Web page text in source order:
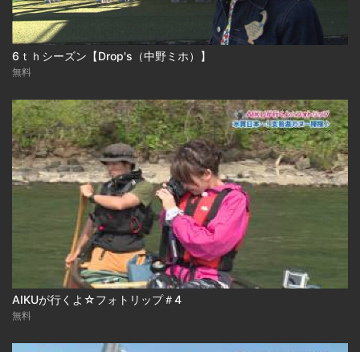
6ｔｈシーズン【Drop's（中野ミホ）】
無料
AIKUが行くよ☆フォトリップ＃4
無料